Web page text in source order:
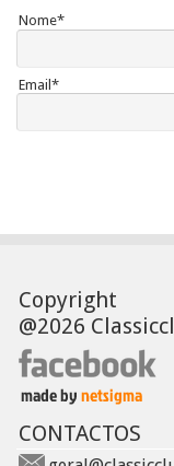
Nome*
Email*
Copyright
@2026
CONTACTOS